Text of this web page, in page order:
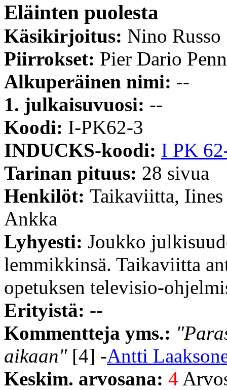
Eläinten puolesta
Käsikirjoitus: Nino Russo
Piirrokset: Pier Dario
Alkuperäinen nimi: --
1. julkaisuvuosi: --
Koodi: I-PK62-3
INDUCKS-koodi: I PK
Tarinan pituus: 28 sivua
Henkilöt: Taikaviitta,
Ankka
Lyhyesti: Joukko
lemmikkinsä. Taikaviitta
opetuksen televisio-
Erityistä: --
Kommentteja yms.:
aikaan"[4] -Antti
Keskim. arvosana: 4